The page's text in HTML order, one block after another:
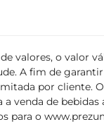
valores, o valor
A fim de
por cliente.
venda de
para o